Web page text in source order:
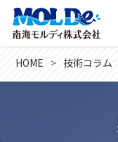
HOME 技術コラム